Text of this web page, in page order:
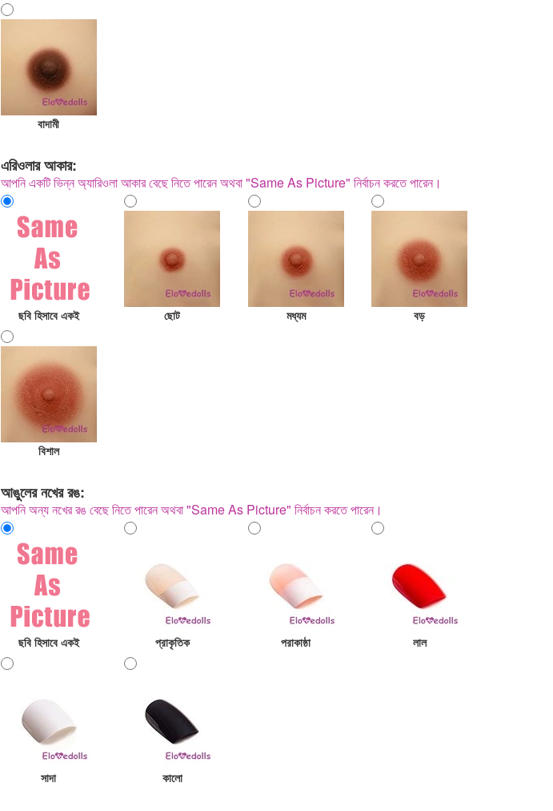
বাদামী
এরিওলার আকার:
আপনি একটি ভিন্ন অ্যারিওলা আকার বেছে নিতে পারেন অথবা "Same As Picture" নির্বাচন করতে পারেন।
ছবি হিসাবে একই ছোট মধ্যম বড়
বিশাল
আঙুলের নখের রঙ:
আপনি অন্য নখের রঙ বেছে নিতে পারেন অথবা "Same As Picture" নির্বাচন করতে পারেন।
ছবি হিসাবে একই প্রাকৃতিক পরাকাষ্ঠা লাল
সাদা কালো